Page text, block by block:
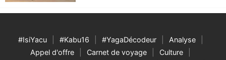
#IsiYacu #Kabu16 #YagaDécodeur
Analyse
Appel d'offre
Carnet de voyage
Culture